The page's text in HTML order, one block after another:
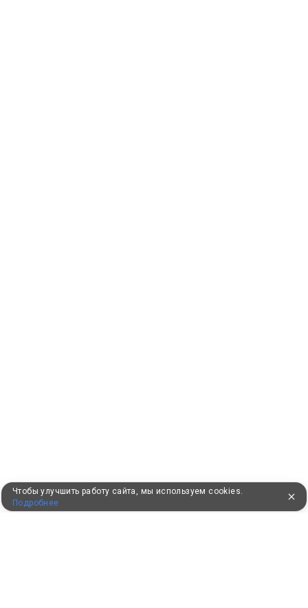
Чтобы улучшить работу сайта, мы используем cookies.
Подробнее